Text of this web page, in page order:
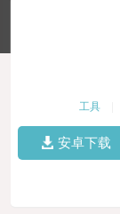
工具
安卓下载